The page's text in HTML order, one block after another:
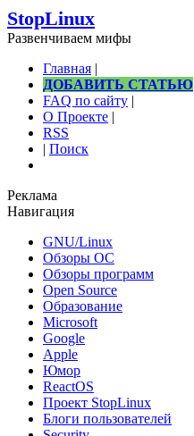
StopLinux
Развенчиваем мифы
Главная |
ДОБАВИТЬ СТАТЬЮ
FAQ по сайту |
О Проекте |
RSS
| Поиск
Реклама
Навигация
GNU/Linux
Обзоры ОС
Обзоры программ
Open Source
Образование
Microsoft
Google
Apple
Юмор
ReactOS
Проект StopLinux
Блоги пользователей